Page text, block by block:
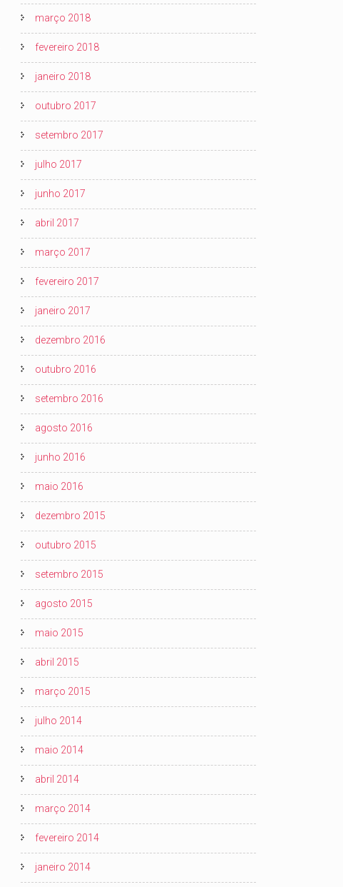
março 2018
fevereiro 2018
janeiro 2018
outubro 2017
setembro 2017
julho 2017
junho 2017
abril 2017
março 2017
fevereiro 2017
janeiro 2017
dezembro 2016
outubro 2016
setembro 2016
agosto 2016
junho 2016
maio 2016
dezembro 2015
outubro 2015
setembro 2015
agosto 2015
maio 2015
abril 2015
março 2015
julho 2014
maio 2014
abril 2014
março 2014
fevereiro 2014
janeiro 2014